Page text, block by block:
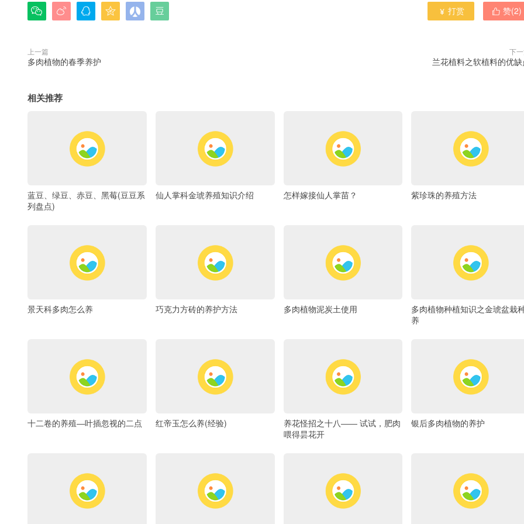
       赞(2)
 打赏
上一篇
多肉植物的春季养护
下
兰花植料之软植料的优
相关推荐
蓝豆、绿豆、赤豆、黑莓(豆豆系
列盘点)
仙人掌科金琥养殖知识介绍 怎样嫁接仙人掌苗？ 紫珍珠的养殖方法
景天科多肉怎么养 巧克力方砖的养护方法 多肉植物泥炭土使用
多肉植物种植知识之金琥盆栽
养
十二卷的养殖―叶插忽视的二点 红帝玉怎么养(经验)
养花怪招之十八―― 试试，肥肉
喂得昙花开
银后多肉植物的养护